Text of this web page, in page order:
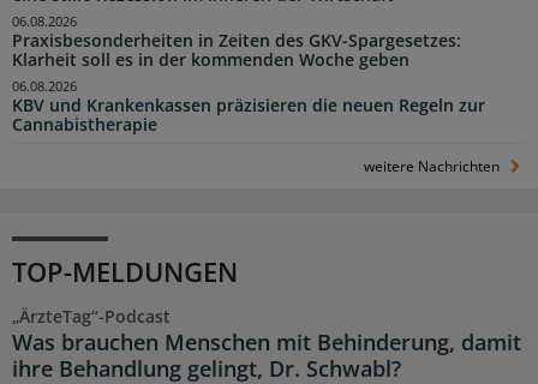
Praxisbesonderheiten in Zeiten des GKV-Spargesetzes:
Klarheit soll es in der kommenden Woche geben
06.08.2026
KBV und Krankenkassen präzisieren die neuen Regeln zur
Cannabistherapie
06.08.2026
weitere Nachrichten
TOP-MELDUNGEN
„ÄrzteTag“-Podcast
Was brauchen Menschen mit Behinderung, damit
ihre Behandlung gelingt, Dr. Schwabl?